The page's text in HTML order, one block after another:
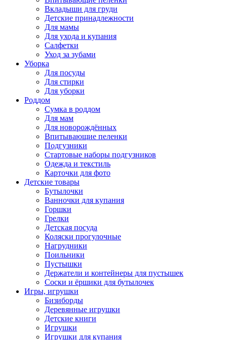
Вкладыши для груди
Детские принадлежности
Для мамы
Для ухода и купания
Салфетки
Уход за зубами
Уборка
Для посуды
Для стирки
Для уборки
Роддом
Сумка в роддом
Для мам
Для новорождённых
Впитывающие пеленки
Подгузники
Стартовые наборы подгузников
Одежда и текстиль
Карточки для фото
Детские товары
Бутылочки
Ванночки для купания
Горшки
Грелки
Детская посуда
Коляски прогулочные
Нагрудники
Поильники
Пустышки
Держатели и контейнеры для пустышек
Соски и ёршики для бутылочек
Игры, игрушки
Бизиборды
Деревянные игрушки
Детские книги
Игрушки
Игрушки для купания